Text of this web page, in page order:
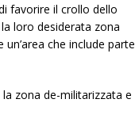
favorire il crollo dello
loro desiderata zona
che include parte
zona de-militarizzata e